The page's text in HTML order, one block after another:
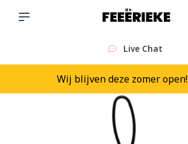
Live Chat
Wij blijven deze zomer open!